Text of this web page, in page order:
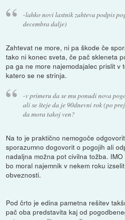
-lahko novi lastnik zahteva podpis
decembra dalje)
Zahtevat ne more, ni pa škode če
tako ni konec sveta, če pač skleneta
pa ga ne more najemodajalec prislit v
katero se ne strinja.
-v primeru da se mu ponudi nova
ali se šteje da je 90dnevni rok (po
da mora takoj ven?
Na to je praktično nemogoče
sporazumno dogovorit o pogojih ali
nadaljna možna pot civilna tožba.
bo moral najemnik v nekem roku
obveznosti.
Pod črto je edina pametna rešitev
pač oba predstavita kaj od